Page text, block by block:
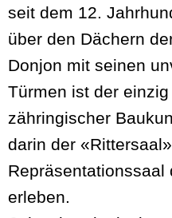
seit dem 12.
über den Dächern
Donjon mit seinen
Türmen ist der
zähringischer
darin der
Repräsentationssaal
erleben.